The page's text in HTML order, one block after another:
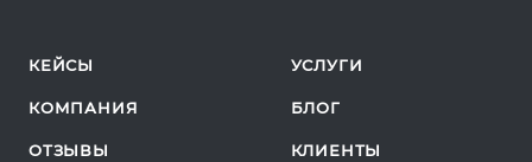
КЕЙСЫ УСЛУГИ
КОМПАНИЯ БЛОГ
ОТЗЫВЫ КЛИЕНТЫ